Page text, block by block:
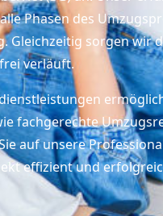
Phasen des
Gleichzeitig sorgen wir
verläuft.
fachgerechte
auf unsere
effizient und